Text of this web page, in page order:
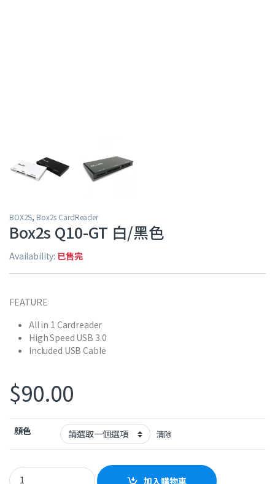
BOX2S, Box2s CardReader
Box2s Q10-GT 白/黑色
Availability: 已售完
FEATURE
All in 1 Cardreader
High Speed USB 3.0
Included USB Cable
$90.00
顏色 清除
Box2s Q10-GT 白/黑色 quantity
加入購物車